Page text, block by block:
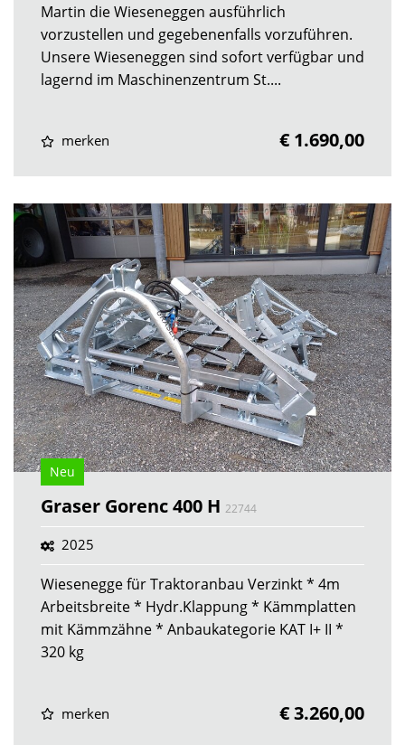
Martin die Wieseneggen ausführlich
vorzustellen und gegebenenfalls vorzuführen.
Unsere Wieseneggen sind sofort verfügbar und
lagernd im Maschinenzentrum St....
merken € 1.690,00
Neu
Graser Gorenc 400 H 22744
2025
Wiesenegge für Traktoranbau Verzinkt * 4m
Arbeitsbreite * Hydr.Klappung * Kämmplatten
mit Kämmzähne * Anbaukategorie KAT I+ II *
320 kg
merken € 3.260,00